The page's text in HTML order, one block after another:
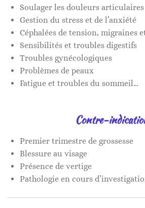
Soulager les douleurs
Gestion du stress et de l’anxiété
Céphalées de tension, migraines
Sensibilités et troubles digestifs
Troubles gynécologiques
Problèmes de peaux
Fatigue et troubles du sommeil…
Contre-
Premier trimestre de grossesse
Blessure au visage
Présence de vertige
Pathologie en cours